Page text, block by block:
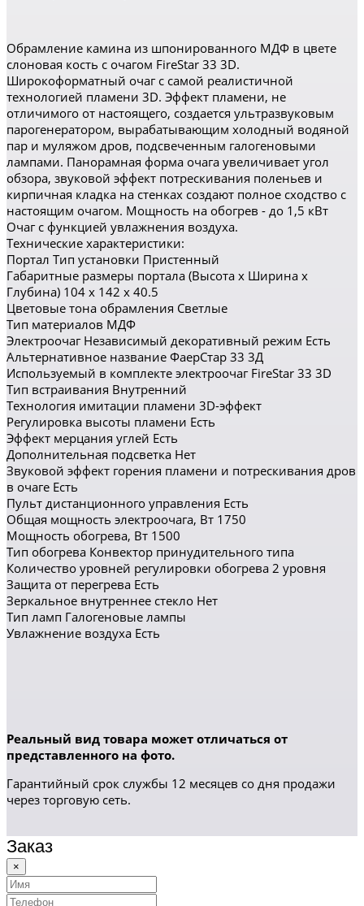
Обрамление камина из шпонированного МДФ в цвете
слоновая кость с очагом FireStar 33 3D.
Широкоформатный очаг с самой реалистичной
технологией пламени 3D. Эффект пламени, не
отличимого от настоящего, создается ультразвуковым
парогенератором, вырабатывающим холодный водяной
пар и муляжом дров, подсвеченным галогеновыми
лампами. Панорамная форма очага увеличивает угол
обзора, звуковой эффект потрескивания поленьев и
кирпичная кладка на стенках создают полное сходство с
настоящим очагом. Мощность на обогрев - до 1,5 кВт
Очаг с функцией увлажнения воздуха.
Технические характеристики:
Портал Тип установки Пристенный
Габаритные размеры портала (Высота x Ширина x
Глубина) 104 x 142 x 40.5
Цветовые тона обрамления Светлые
Тип материалов МДФ
Электроочаг Независимый декоративный режим Есть
Альтернативное название ФаерСтар 33 3Д
Используемый в комплекте электроочаг FireStar 33 3D
Тип встраивания Внутренний
Технология имитации пламени 3D-эффект
Регулировка высоты пламени Есть
Эффект мерцания углей Есть
Дополнительная подсветка Нет
Звуковой эффект горения пламени и потрескивания дров
в очаге Есть
Пульт дистанционного управления Есть
Общая мощность электроочага, Вт 1750
Мощность обогрева, Вт 1500
Тип обогрева Конвектор принудительного типа
Количество уровней регулировки обогрева 2 уровня
Защита от перегрева Есть
Зеркальное внутреннее стекло Нет
Тип ламп Галогеновые лампы
Увлажнение воздуха Есть
Реальный вид товара может отличаться от
представленного на фото.
Гарантийный срок службы 12 месяцев со дня продажи
через торговую сеть.
Заказ
×